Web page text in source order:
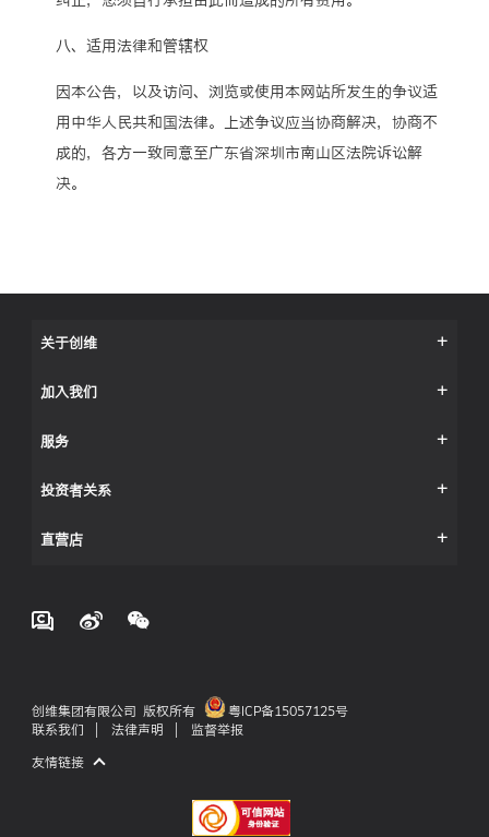
八、适用法律和管辖权
因本公告，以及访问、浏览或使用本网站所发生的争议适
用中华人民共和国法律。上述争议应当协商解决，协商不
成的，各方一致同意至广东省深圳市南山区法院诉讼解
决。
关于创维
加入我们
服务
投资者关系
直营店
创维集团有限公司 版权所有
粤ICP备15057125号
联系我们
法律声明 监督举报
友情链接